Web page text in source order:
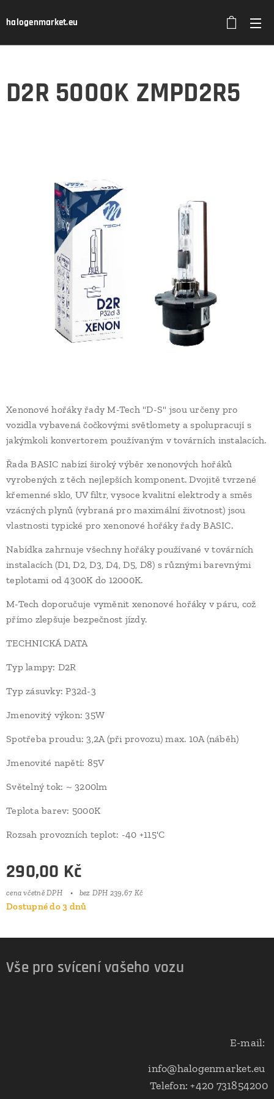
halogenmarket.eu
D2R 5000K ZMPD2R5
Xenonové hořáky řady M-Tech "D-S" jsou určeny pro
vozidla vybavená čočkovými světlomety a spolupracují s
jakýmkoli konvertorem používaným v továrních instalacích.
Řada BASIC nabízí široký výběr xenonových hořáků
vyrobených z těch nejlepších komponent. Dvojitě tvrzené
křemenné sklo, UV filtr, vysoce kvalitní elektrody a směs
vzácných plynů (vybraná pro maximální životnost) jsou
vlastnosti typické pro xenonové hořáky řady BASIC.
Nabídka zahrnuje všechny hořáky používané v továrních
instalacích (D1, D2, D3, D4, D5, D8) s různými barevnými
teplotami od 4300K ​​do 12000K.
M-Tech doporučuje vyměnit xenonové hořáky v páru, což
přímo zlepšuje bezpečnost jízdy.
TECHNICKÁ DATA
Typ lampy: D2R
Typ zásuvky: P32d-3
Jmenovitý výkon: 35W
Spotřeba proudu: 3,2A (při provozu) max. 10A (náběh)
Jmenovité napětí: 85V
Světelný tok: ~ 3200lm
Teplota barev: 5000K
Rozsah provozních teplot: -40 +115'C
290,00 Kč
cena včetně DPH bez DPH 239,67 Kč
Dostupné do 3 dnů
Vše pro svícení vašeho vozu
E-mail:
info@halogenmarket.eu
Telefon: +420 731854200